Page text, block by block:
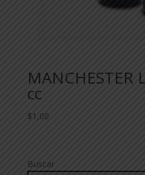
MANCHESTER
cc
$ 1,00
Buscar